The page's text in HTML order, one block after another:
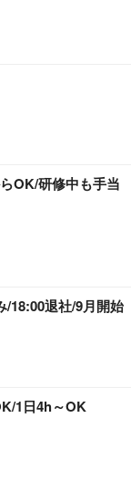
OK/研修中も手当
/18:00退社/9月開始
1日4h～OK